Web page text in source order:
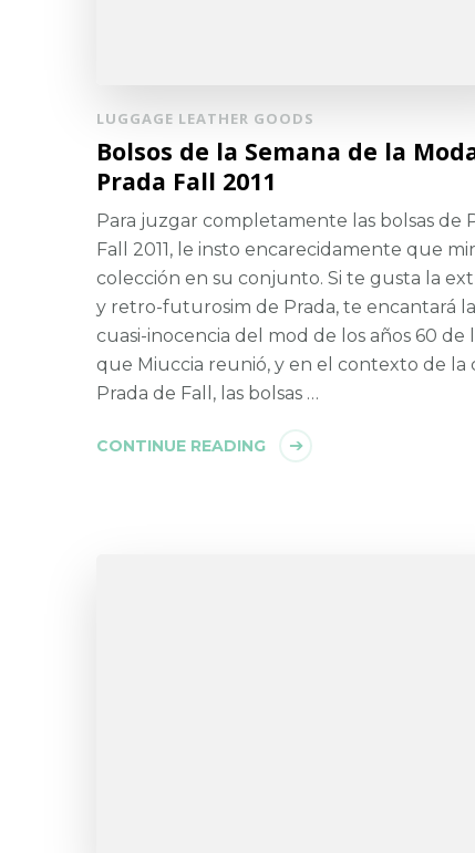
LUGGAGE LEATHER GOODS
Bolsos de la Semana de la
Prada Fall 2011
Para juzgar completamente las bolsas de
Fall 2011, le insto encarecidamente que
colección en su conjunto. Si te gusta la
y retro-futurosim de Prada, te encantará la
cuasi-inocencia del mod de los años 60 de
que Miuccia reunió, y en el contexto de la
Prada de Fall, las bolsas …
CONTINUE READING